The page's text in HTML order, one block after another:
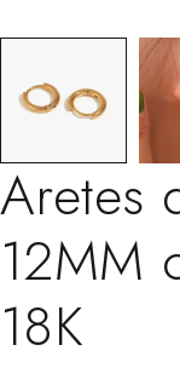
Aretes
12MM
18K